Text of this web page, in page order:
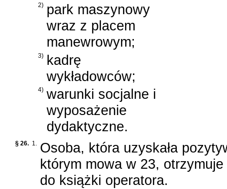
2) park maszynowy
wraz z placem
manewrowym;
3) kadrę
wykładowców;
4) warunki socjalne i
wyposażenie
dydaktyczne.
§ 26. 1. Osoba, która uzyskała
którym mowa w 23,
do książki operatora.